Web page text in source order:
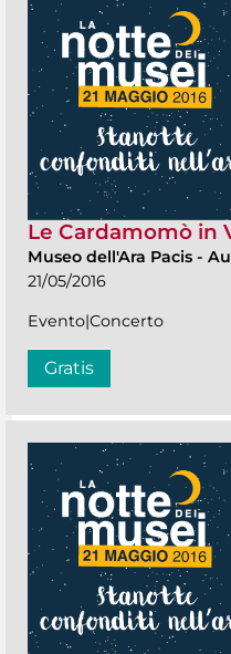
Le Cardamomò in
Museo dell'Ara Pacis -
21/05/2016
Evento|Concerto
Gratis